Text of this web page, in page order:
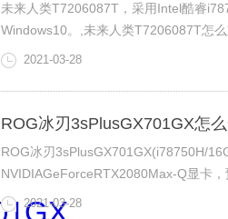
未来人类T7206087T，采用Intel酷睿
Windows10。,未来人类T7206087T怎
接下来的视频就给大家介绍下这未来人
2021-03-28
ROG冰刃3sPlusGX701GX怎
ROG冰刃3sPlusGX701GX(i78750H/
NVIDIAGeForceRTX2080Max-Q显卡
家ROG冰刃3sPlusGX701GX笔记本怎
2021-03-28